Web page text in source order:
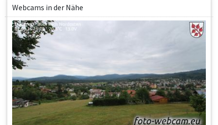
Webcams in der Nähe